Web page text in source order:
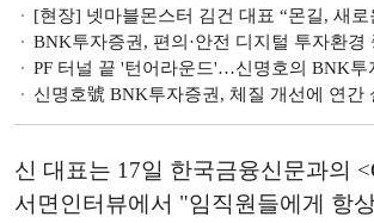
[현장] 넷마블몬스터 김건 대표 “몬길, 새로운 IP 선보
BNK투자증권, 편의·안전 디지털 투자환경 중점 [증
PF 터널 끝 '턴어라운드'…신명호의 BNK투자증권 재건 [금
신명호號 BNK투자증권, 체질 개선에 연간 실적 반등…"자산운용·IB 등 수익
신 대표는 17일 한국금융신문과의
서면인터뷰에서 "임직원들에게 항